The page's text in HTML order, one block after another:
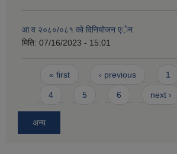
आ व २०८०/०८१ काे विनियोजन एेन
मिति: 07/16/2023 - 15:01
Pages
« first ‹ previous 1
4 5 6 next ›
अन्य